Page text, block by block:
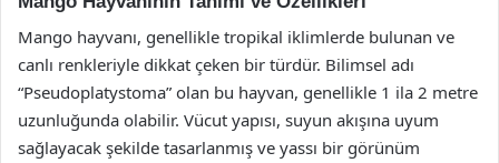
Mango hayvanı, genellikle tropikal iklimlerde bulunan ve
canlı renkleriyle dikkat çeken bir türdür. Bilimsel adı
“Pseudoplatystoma” olan bu hayvan, genellikle 1 ila 2 metre
uzunluğunda olabilir. Vücut yapısı, suyun akışına uyum
sağlayacak şekilde tasarlanmış ve yassı bir görünüm